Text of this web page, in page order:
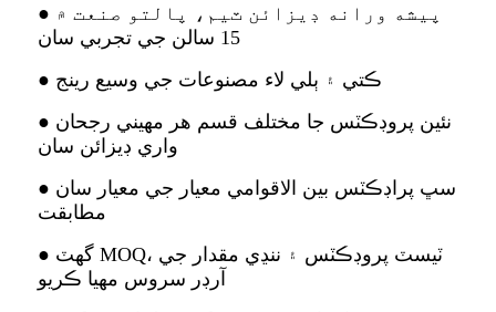
● پيشه ورانه ڊيزائن ٽيم، پالتو صنعت ۾
15 سالن جي تجربي سان
● ڪتي ۽ ٻلي لاء مصنوعات جي وسيع رينج
● نئين پروڊڪٽس جا مختلف قسم هر مهيني رجحان
واري ڊيزائن سان
● سڀ پراڊڪٽس بين الاقوامي معيار جي معيار سان
مطابقت
● گھٽ MOQ، ٽيسٽ پروڊڪٽس ۽ ننڍي مقدار جي
آرڊر سروس مهيا ڪريو